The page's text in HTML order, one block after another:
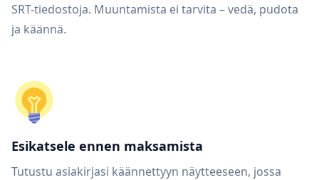
SRT-tiedostoja. Muuntamista ei tarvita – vedä, pudota
ja käännä.
Esikatsele ennen maksamista
Tutustu asiakirjasi käännettyyn näytteeseen, jossa